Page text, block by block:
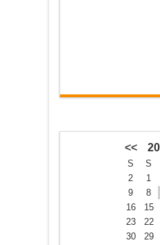
>>
S
S
1
2
8
9
15
16
22
23
29
30